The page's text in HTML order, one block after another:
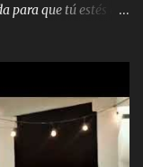
para que tú estés en
Mil y un besos
lo detenga si las
las puertas
en esa